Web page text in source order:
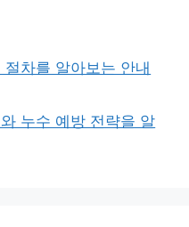
차를 알아보는 안내
누수 예방 전략을 알